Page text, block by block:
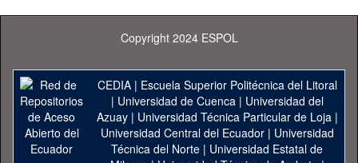
Copyright 2024 ESPOL
CEDIA| Escuela Superior Politécnica del Litoral
| Universidad de Cuenca| Universidad del
Azuay| Universidad Técnica Particular de Loja|
Universidad Central del Ecuador| Universidad
Técnica del Norte | Universidad Estatal de